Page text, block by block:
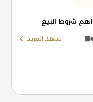
أهم شروط البيع
شاهد المزيد